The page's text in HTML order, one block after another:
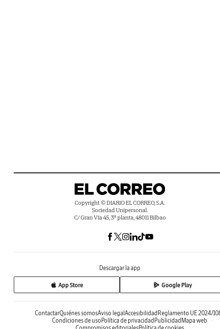
Copyright © DIARIO EL CORREO, S.A.
Sociedad Unipersonal.
C/ Gran Vía 45, 3ª planta, 48011 Bilbao
Descargar la app
App Store Google Play
ContactarQuiénes somosAviso legal Accesibilidad Reglamento UE 2024/
Condiciones de uso Política de privacidad Publicidad Mapa web